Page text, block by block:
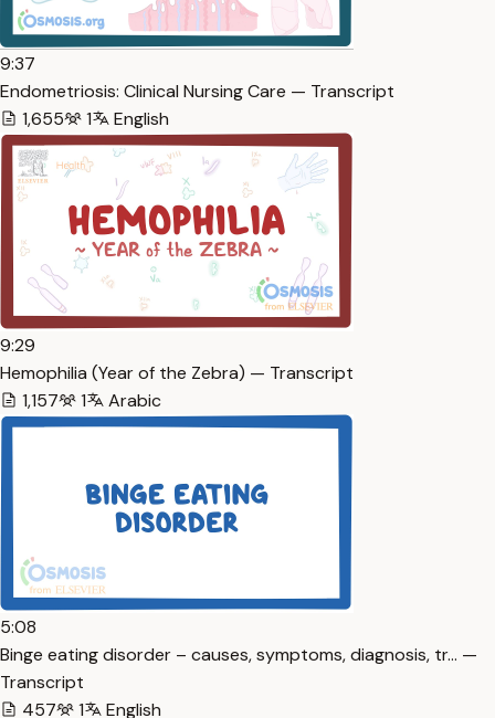
9:37
Endometriosis: Clinical Nursing Care — Transcript
1,655
1 English
9:29
Hemophilia (Year of the Zebra) — Transcript
1,157
1 Arabic
5:08
Binge eating disorder – causes, symptoms, diagnosis, tr… —
Transcript
457
1 English